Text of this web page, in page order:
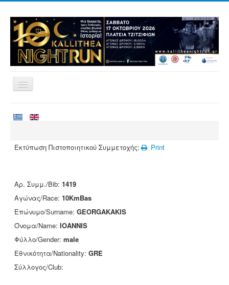
Sponsors
Contact
Εκτύπωση Πιστοποιητικού Συμμετοχής: Print
Αρ. Συμμ./Bib: 1419
Αγώνας/Race: 10KmBas
Επώνυμο/Surname: GEORGAKAKIS
Όνομα/Name: IOANNIS
Φύλλο/Gender: male
Εθνικότητα/Nationality: GRE
Σύλλογος/Club: